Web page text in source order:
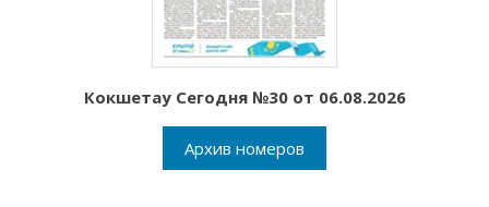
Кокшетау Сегодня №30 от 06.08.2026
Архив номеров